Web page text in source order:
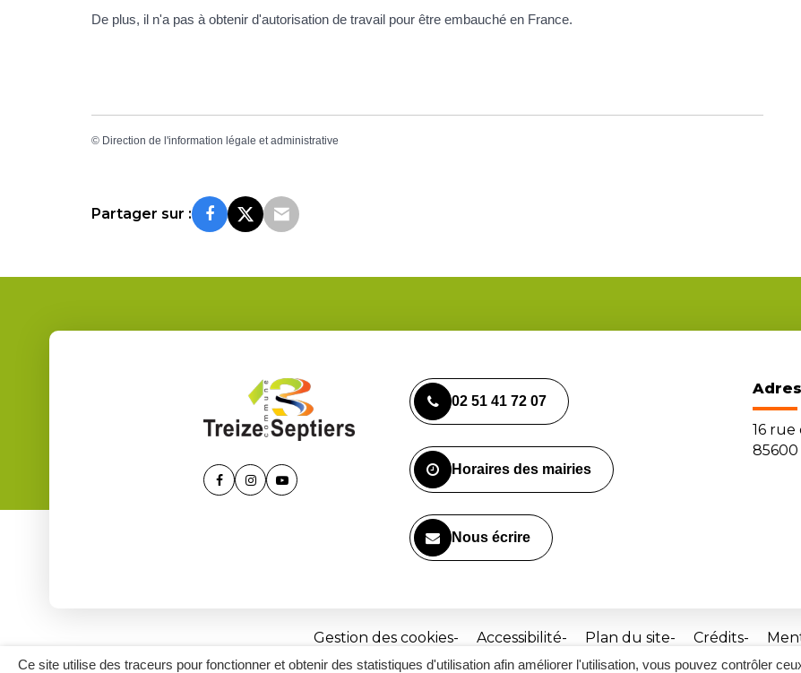
Ce site utilise des traceurs pour fonctionner et obtenir des statistiques d'utilisation afin améliorer l'utilisation, vous pouvez contrôler
De plus, il n'a pas à obtenir d'autorisation de travail pour être embauché en France.
© Direction de l'information légale et administrative
Partager sur :
Lien Lien Lien
02 51 41 72 07
Horaires des mairies
Nous écrire
16 rue
Gestion des cookies Accessibilité Plan du site Crédits